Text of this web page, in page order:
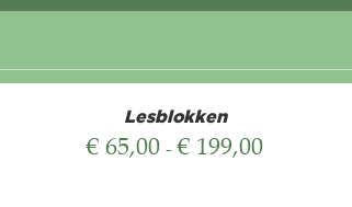
Lesblokken
€ 65,00 - € 199,00Prijsklasse: